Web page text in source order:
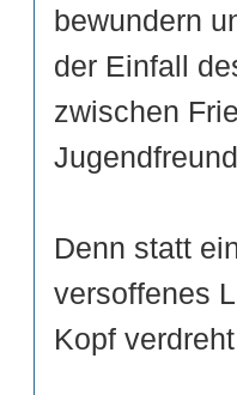
bewundern
der Einfall
zwischen
Denn statt
versoffenes
Kopf